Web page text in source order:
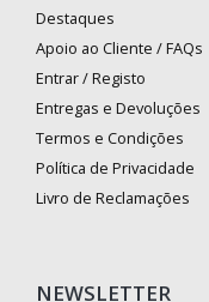
Destaques
Apoio ao Cliente / FAQs
Entrar / Registo
Entregas e Devoluções
Termos e Condições
Política de Privacidade
Livro de Reclamações
NEWSLETTER